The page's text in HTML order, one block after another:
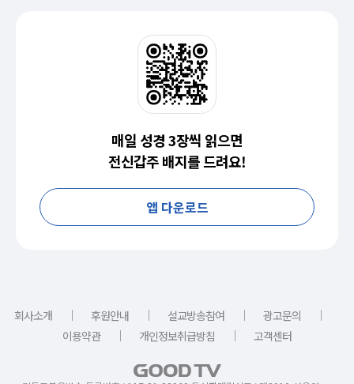
매일 성경 3장씩 읽으면
전신갑주 배지를 드려요!
앱 다운로드
회사소개 ｜ 후원안내 ｜ 설교방송참여 ｜ 광고문의
｜
이용약관
｜ 개인정보취급방침 ｜ 고객센터